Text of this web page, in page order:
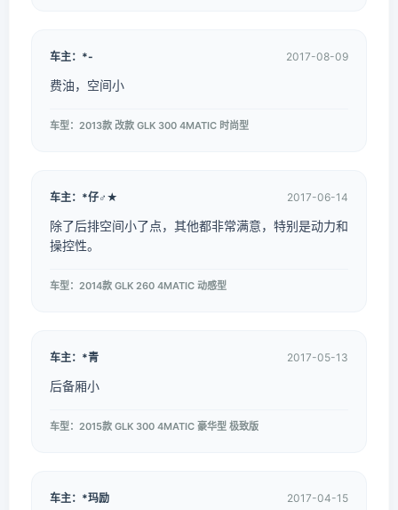
车主：*- 2017-08-09
费油，空间小
车型：2013款 改款 GLK 300 4MATIC 时尚型
车主：*仔♂★ 2017-06-14
除了后排空间小了点，其他都非常满意，特别是动力和
操控性。
车型：2014款 GLK 260 4MATIC 动感型
车主：*青 2017-05-13
后备厢小
车型：2015款 GLK 300 4MATIC 豪华型 极致版
车主：*玛励 2017-04-15